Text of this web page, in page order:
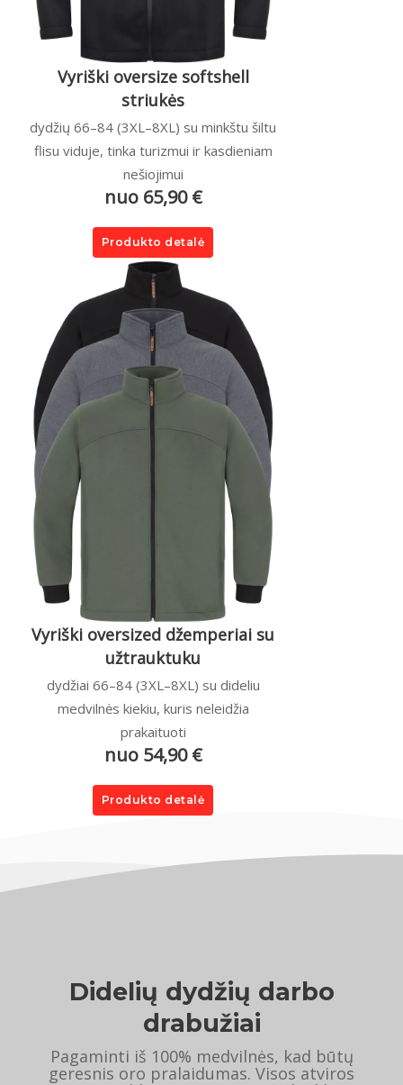
Vyriški oversize softshell
striukės
dydžių 66–84 (3XL–8XL) su minkštu šiltu
flisu viduje, tinka turizmui ir kasdieniam
nešiojimui
nuo 65,90 €
Produkto detalė
Vyriški oversized džemperiai su
užtrauktuku
dydžiai 66–84 (3XL–8XL) su dideliu
medvilnės kiekiu, kuris neleidžia
prakaituoti
nuo 54,90 €
Produkto detalė
Didelių dydžių darbo
drabužiai
Pagaminti iš 100% medvilnės, kad būtų
geresnis oro pralaidumas. Visos atviros